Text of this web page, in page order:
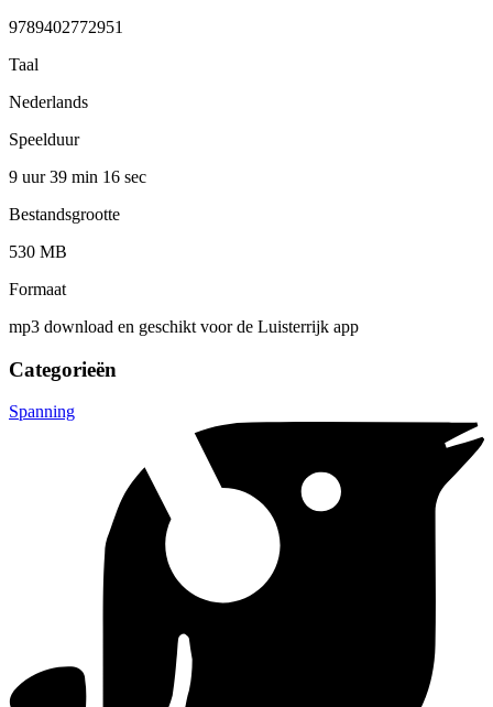
9789402772951
Taal
Nederlands
Speelduur
9 uur 39 min 16 sec
Bestandsgrootte
530 MB
Formaat
mp3 download en geschikt voor de Luisterrijk app
Categorieën
Spanning